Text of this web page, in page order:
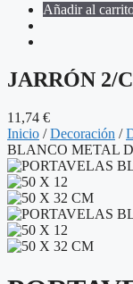
Añadir al
JARRÓN 2/
11,74 €
Inicio /Decoración /
BLANCO METAL